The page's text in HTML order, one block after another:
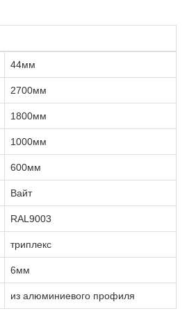
44мм
2700мм
1800мм
1000мм
600мм
Вайт
RAL9003
триплекс
6мм
из алюминиевого профиля